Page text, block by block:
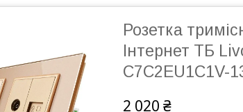
Розетка
Інтернет ТБ
C7C2EU1C1V-
2 020 ₴